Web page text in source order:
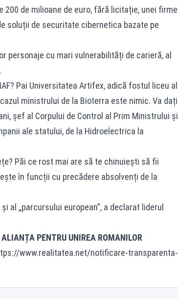
200 de milioane de euro, fără licitație, unei firme
soluții de securitate cibernetica bazate pe
personaje cu mari vulnerabilități de carieră, al
Pai Universitatea Artifex, adică fostul liceu al
ministrului de la Bioterra este nimic. Va dați
șef al Corpului de Control al Prim Ministrului și
ale statului, de la Hidroelectrica la
Păi ce rost mai are să te chinuiești să fii
în funcții cu precădere absolvenți de la
al „parcursului european”, a declarat liderul
PENTRU UNIREA ROMANILOR
www.realitatea.net/notificare-transparenta-